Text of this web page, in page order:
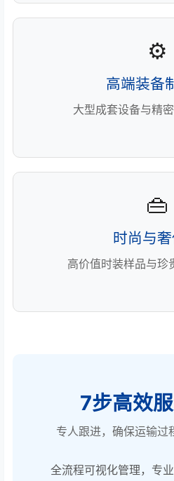
⚙️
高端装备
大型成套设备与精
👜
时尚与
高价值时装样品与珍
7步高效
专人跟进，确保运输过
全流程可视化管理，专